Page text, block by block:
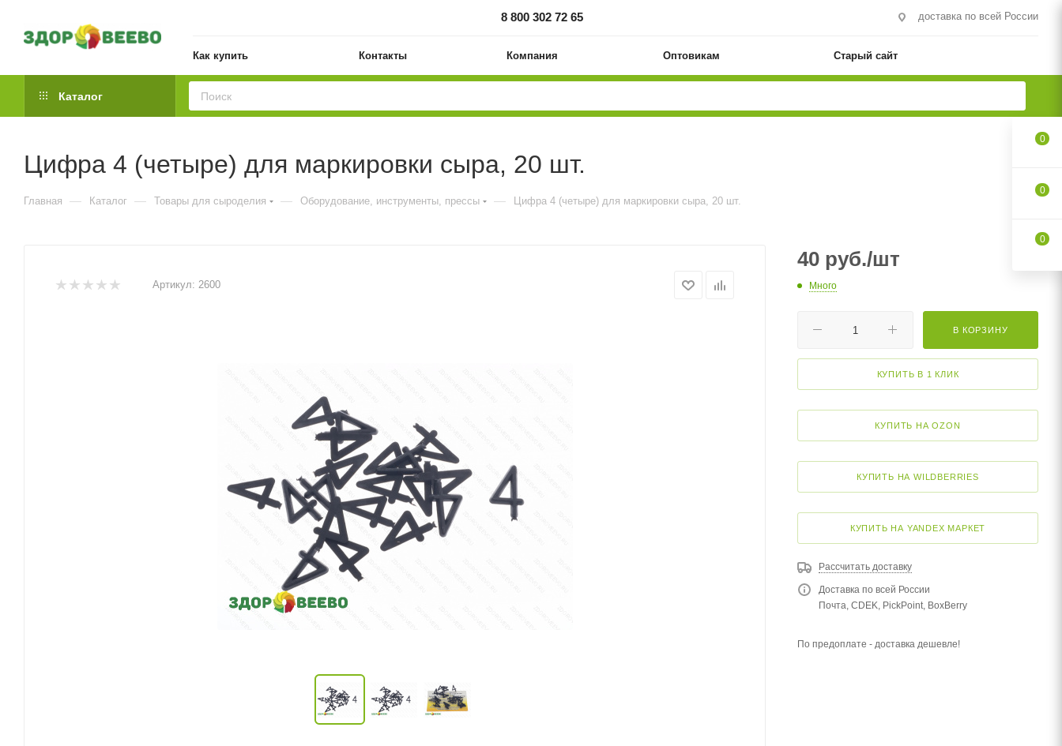
8 800 302 72 65 доставка по всей России
Как купить Контакты Компания Оптовикам Старый сайт
Каталог
Цифра 4 (четыре) для маркировки сыра, 20 шт.
Главная — Каталог — Товары для сыроделия — Оборудование, инструменты, прессы — Цифра 4 (четыре) для маркировки сыра, 20 шт.
Артикул: 2600
40 руб./шт
Много
В КОРЗИНУ
КУПИТЬ В 1 КЛИК
КУПИТЬ НА OZON
КУПИТЬ НА WILDBERRIES
КУПИТЬ НА YANDEX МАРКЕТ
Рассчитать доставку
Доставка по всей России
Почта, CDEK, PickPoint, BoxBerry
По предоплате - доставка дешевле!
0
0
0